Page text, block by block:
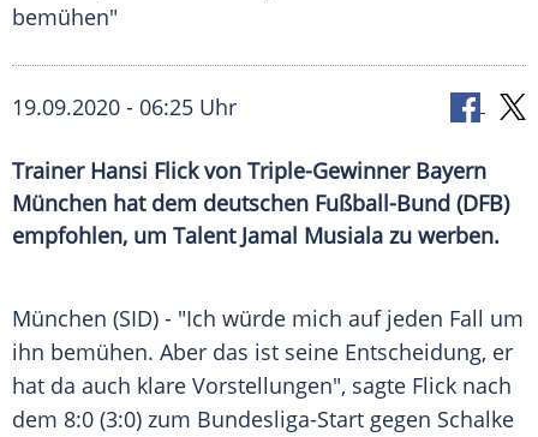
bemühen"
19.09.2020 - 06:25 Uhr
Trainer Hansi Flick von Triple-Gewinner Bayern
München hat dem deutschen Fußball-Bund (DFB)
empfohlen, um Talent Jamal Musiala zu werben.
München (SID) - "Ich würde mich auf jeden Fall um
ihn bemühen. Aber das ist seine Entscheidung, er
hat da auch klare Vorstellungen", sagte Flick nach
dem 8:0 (3:0) zum Bundesliga-Start gegen Schalke